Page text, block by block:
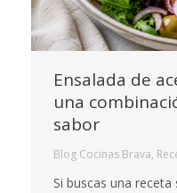
Ensalada de
una
sabor
Blog Cocinas Brava,
Si buscas una